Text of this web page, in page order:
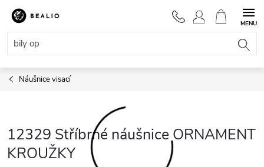
Přejít
obsah
NÁKUPNÍ
KOŠÍK
Náušnice visací
12329 Stříbrné náušnice ORNAMENT
KROUŽKY